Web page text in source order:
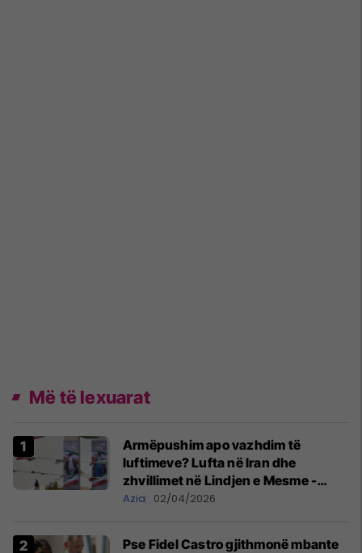
Më të lexuarat
Armëpushim apo vazhdim të
luftimeve? Lufta në Iran dhe
zhvillimet në Lindjen e Mesme -
MINUTË PAS MINUTE
Azia 02/04/2026
Pse Fidel Castro gjithmonë mbante